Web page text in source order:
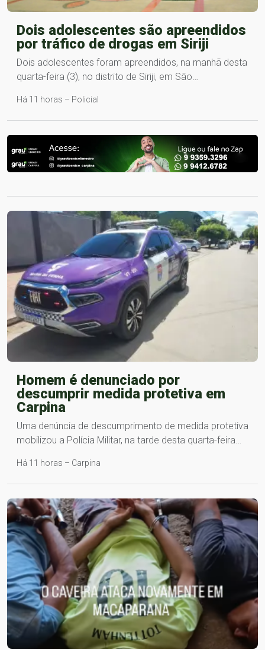
Dois adolescentes são apreendidos
por tráfico de drogas em Siriji
Dois adolescentes foram apreendidos, na manhã desta
quarta-feira (3), no distrito de Siriji, em São…
Há 11 horas – Policial
Homem é denunciado por
descumprir medida protetiva em
Carpina
Uma denúncia de descumprimento de medida protetiva
mobilizou a Polícia Militar, na tarde desta quarta-feira…
Há 11 horas – Carpina